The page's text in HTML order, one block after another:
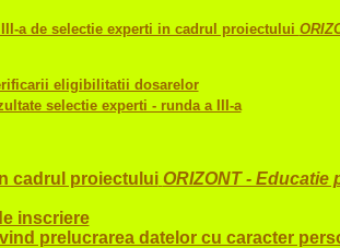
a de selectie experti in cadrul proiectului
eligibilitatii dosarelor
selectie experti - runda a III-a
cadrul proiectului ORIZONT -
inscriere
prelucrarea datelor cu caracter